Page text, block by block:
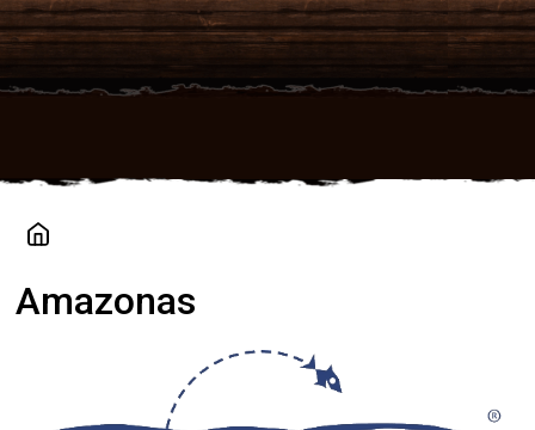
Přejít
na
obsah
Amazonas